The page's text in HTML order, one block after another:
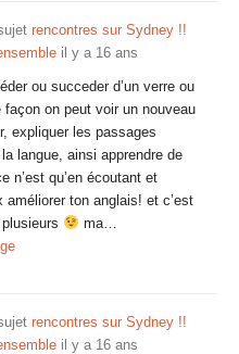
rencontres sur Sydney !!
il y a 16 ans
ou succeder d’un verre ou
façon on peut voir un nouveau
expliquer les passages
langue, ainsi apprendre de
qu’en écoutant et
améliorer ton anglais! et c’est
ma…
rencontres sur Sydney !!
il y a 16 ans